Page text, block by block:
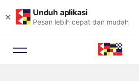
× Unduh aplikasi
Pesan lebih cepat dan mudah